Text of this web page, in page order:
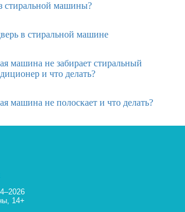
стиральной машины?
в стиральной машине
машина не забирает стиральный
и что делать?
машина не полоскает и что делать?
14+